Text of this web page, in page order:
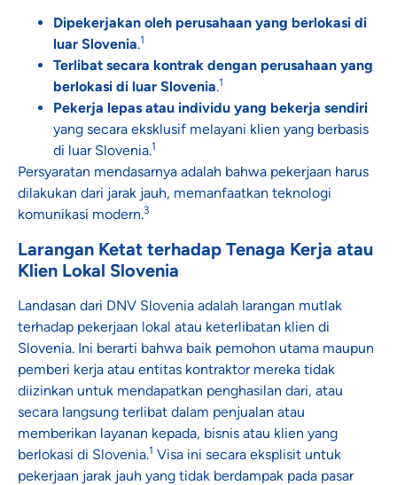
Dipekerjakan oleh perusahaan yang berlokasi di
luar Slovenia.1
Terlibat secara kontrak dengan perusahaan yang
berlokasi di luar Slovenia.1
Pekerja lepas atau individu yang bekerja sendiri
yang secara eksklusif melayani klien yang berbasis
di luar Slovenia.1
Persyaratan mendasarnya adalah bahwa pekerjaan harus
dilakukan dari jarak jauh, memanfaatkan teknologi
komunikasi modern.3
Larangan Ketat terhadap Tenaga Kerja atau
Klien Lokal Slovenia
Landasan dari DNV Slovenia adalah larangan mutlak
terhadap pekerjaan lokal atau keterlibatan klien di
Slovenia. Ini berarti bahwa baik pemohon utama maupun
pemberi kerja atau entitas kontraktor mereka tidak
diizinkan untuk mendapatkan penghasilan dari, atau
secara langsung terlibat dalam penjualan atau
memberikan layanan kepada, bisnis atau klien yang
berlokasi di Slovenia.1 Visa ini secara eksplisit untuk
pekerjaan jarak jauh yang tidak berdampak pada pasar